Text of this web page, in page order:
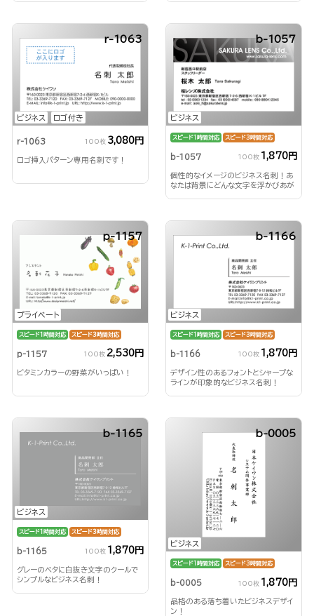
ビジネス ロゴ付き
r-1063
r-1063 100枚 3,080円
ロゴ挿入パターン専用名刺です！
ビジネス
b-1057
スピード1時間対応 スピード3時間対応
b-1057 100枚 1,870円
個性的なイメージのビジネス名刺！あ
なたは背景にどんな文字を浮かびあが
プライベート
p-1157
スピード1時間対応 スピード3時間対応
p-1157 100枚 2,530円
ビタミンカラーの野菜がいっぱい！
ビジネス
b-1166
スピード1時間対応 スピード3時間対応
b-1166 100枚 1,870円
デザイン性のあるフォントとシャープな
ラインが印象的なビジネス名刺！
ビジネス
b-1165
スピード1時間対応 スピード3時間対応
b-1165 100枚 1,870円
グレーのベタに白抜き文字のクールで
シンプルなビジネス名刺！
ビジネス
b-0005
スピード1時間対応 スピード3時間対応
b-0005 100枚 1,870円
品格のある落ち着いたビジネスデザイ
ン！